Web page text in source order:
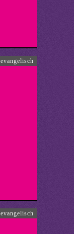
evangelisch
evangelisch